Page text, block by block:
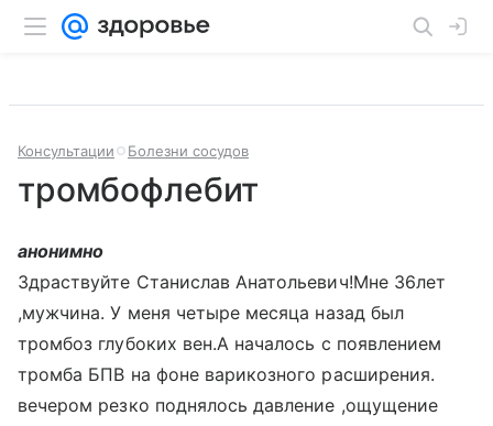
Консультации Болезни сосудов
тромбофлебит
анонимно
Здраствуйте Станислав Анатольевич!Мне 36лет
,мужчина. У меня четыре месяца назад был
тромбоз глубоких вен.А началось с появлением
тромба БПВ на фоне варикозного расширения.
вечером резко поднялось давление ,ощущение